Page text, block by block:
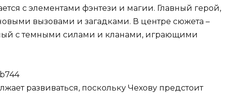
с элементами фэнтези и магии. Главный герой,
вызовами и загадками. В центре сюжета –
с темными силами и кланами, играющими
развиваться, поскольку Чехову предстоит